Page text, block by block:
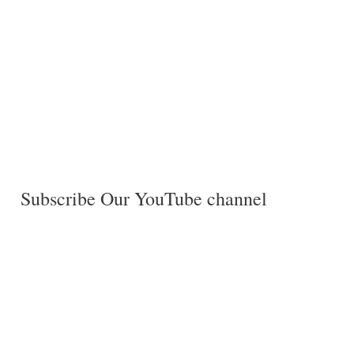
Subscribe Our YouTube channel